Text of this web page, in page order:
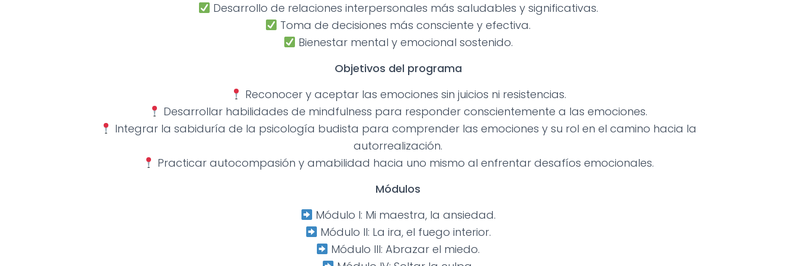
Desarrollo de relaciones interpersonales más saludables y significativas.
Toma de decisiones más consciente y efectiva.
Bienestar mental y emocional sostenido.
Objetivos del programa
Reconocer y aceptar las emociones sin juicios ni resistencias.
Desarrollar habilidades de mindfulness para responder conscientemente a las emociones.
Integrar la sabiduría de la psicología budista para comprender las emociones y su rol en el camino hacia la
autorrealización.
Practicar autocompasión y amabilidad hacia uno mismo al enfrentar desafíos emocionales.
Módulos
Módulo I: Mi maestra, la ansiedad.
Módulo II: La ira, el fuego interior.
Módulo III: Abrazar el miedo.